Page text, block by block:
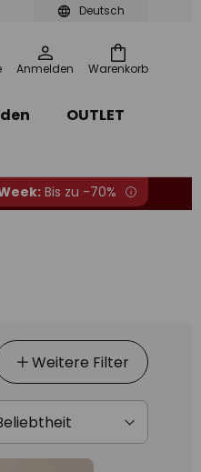
Deutsch
Warenkorb
Anmelden
OUTLET
Bis zu -70%
Weitere Filter